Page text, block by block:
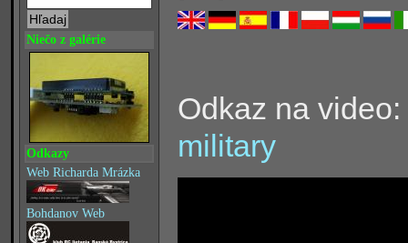
Niečo z galérie
Odkazy
Web Richarda Mrázka
Bohdanov Web
Odkaz na video:
military